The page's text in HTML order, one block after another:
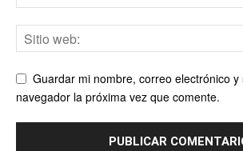
Guardar mi nombre, correo electrónico
navegador la próxima vez que comente.